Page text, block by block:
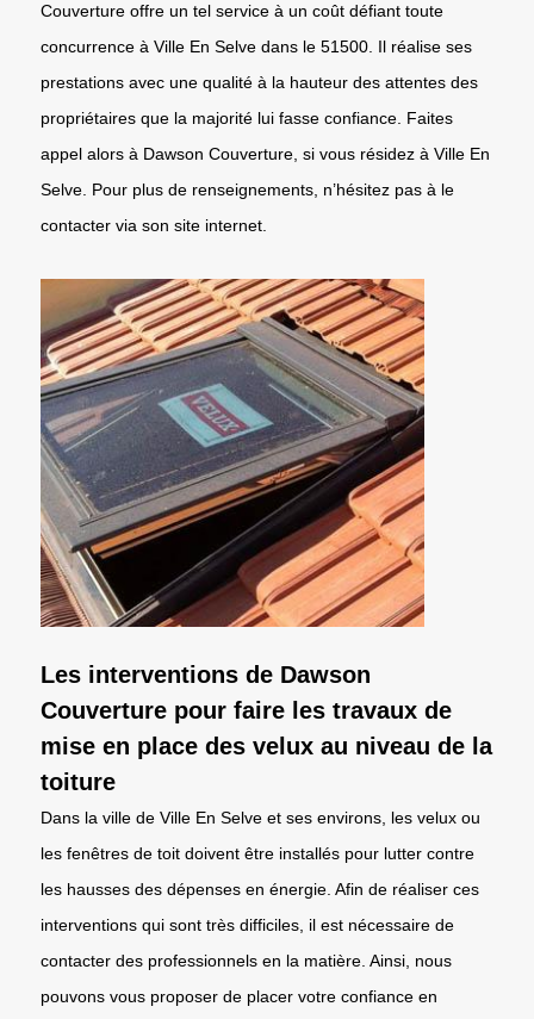
Couverture offre un tel service à un coût défiant toute
concurrence à Ville En Selve dans le 51500. Il réalise ses
prestations avec une qualité à la hauteur des attentes des
propriétaires que la majorité lui fasse confiance. Faites
appel alors à Dawson Couverture, si vous résidez à Ville En
Selve. Pour plus de renseignements, n’hésitez pas à le
contacter via son site internet.
Les interventions de Dawson
Couverture pour faire les travaux de
mise en place des velux au niveau de la
toiture
Dans la ville de Ville En Selve et ses environs, les velux ou
les fenêtres de toit doivent être installés pour lutter contre
les hausses des dépenses en énergie. Afin de réaliser ces
interventions qui sont très difficiles, il est nécessaire de
contacter des professionnels en la matière. Ainsi, nous
pouvons vous proposer de placer votre confiance en